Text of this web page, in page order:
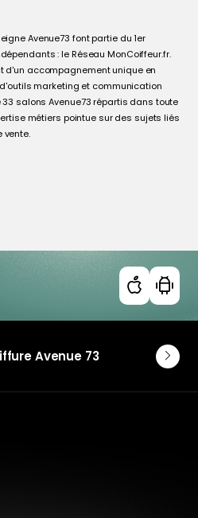
Barthélemy-d'Anjou
d'Or
Atlantique
et-Loire
Avenue73 font partie du 1er
: le Réseau MonCoiffeur.fr.
d'un accompagnement unique en
marketing et communication
33 salons Avenue73 répartis dans toute
métiers pointue sur des sujets liés
vente.
Avenue 73